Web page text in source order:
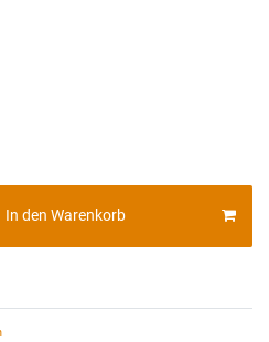
In den Warenkorb